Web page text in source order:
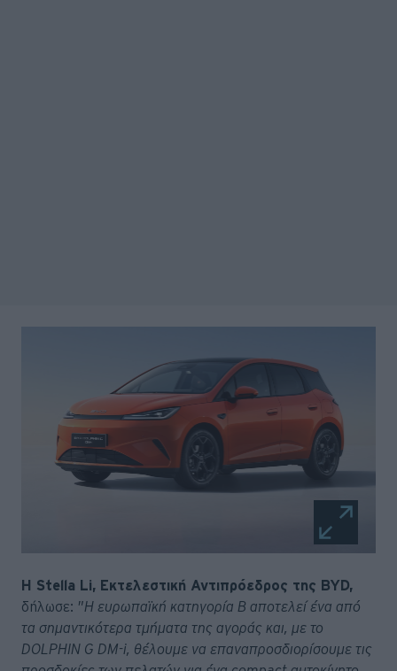
Η Stella Li, Εκτελεστική Αντιπρόεδρος της BYD,
δήλωσε: "Η ευρωπαϊκή κατηγορία Β αποτελεί ένα από
τα σημαντικότερα τμήματα της αγοράς και, με το
DOLPHIN G DM-i, θέλουμε να επαναπροσδιορίσουμε τις